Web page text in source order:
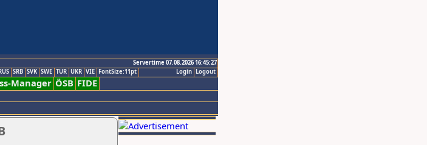
Servertime 07.08.2026 16:45:27
Logout
Login
SRB SVK SWE TUR UKR VIE FontSize:11pt
Manager ÖSB FIDE